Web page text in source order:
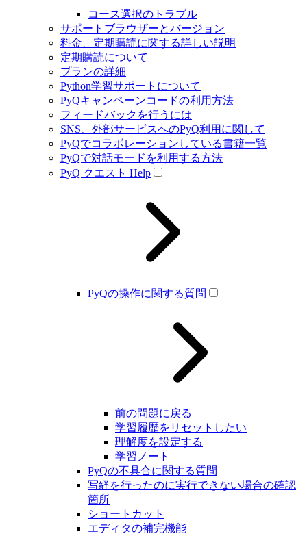
コース選択のトラブル
サポートブラウザーとバージョン
料金、定期購読に関する詳しい説明
定期購読について
プランの詳細
Python学習サポートについて
PyQキャンペーンコードの利用方法
フィードバックを行うには
SNS、外部サービスへのPyQ利用に関して
PyQでコラボレーションしている書籍一覧
PyQで対話モードを利用する方法
PyQ クエスト Help
PyQの操作に関する質問
前の問題に戻る
学習履歴をリセットしたい
理解度を設定する
学習ノート
PyQの不具合に関する質問
写経を行ったのに実行できない場合の確認
箇所
ショートカット
エディタの補完機能